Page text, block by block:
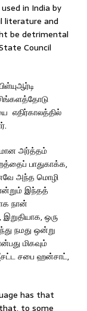
in India by
literature and
be detrimental
Council
எதிர்காலத்தில்
அர்த்தம்
பாதுகாக்க,
அந்த மொழி
இந்தத்
நான்
ஒரு
நமது ஒன்று
மிகவும்
(சட்ட சபை ஹன்சாட்,
has that
to some